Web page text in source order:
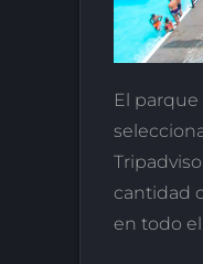
El
cantidad
en todo